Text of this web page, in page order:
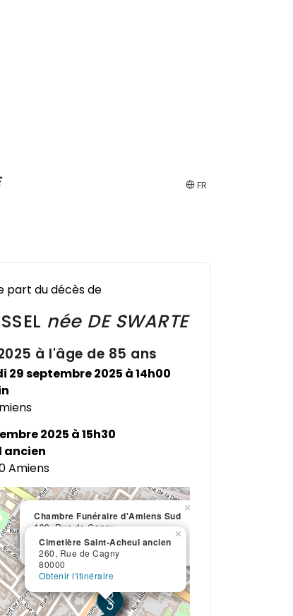
FR
part du décès de
née DE SWARTE
à l'âge de 85 ans
29 septembre 2025 à 14h00
2025 à 15h30
ancien
Amiens
Chambre Funéraire d'Amiens Sud
199, Rue de Cagny
80090
Obtenir l'itinéraire
×
Cimetière Saint-Acheul ancien
260, Rue de Cagny
80000
Obtenir l'itinéraire
×